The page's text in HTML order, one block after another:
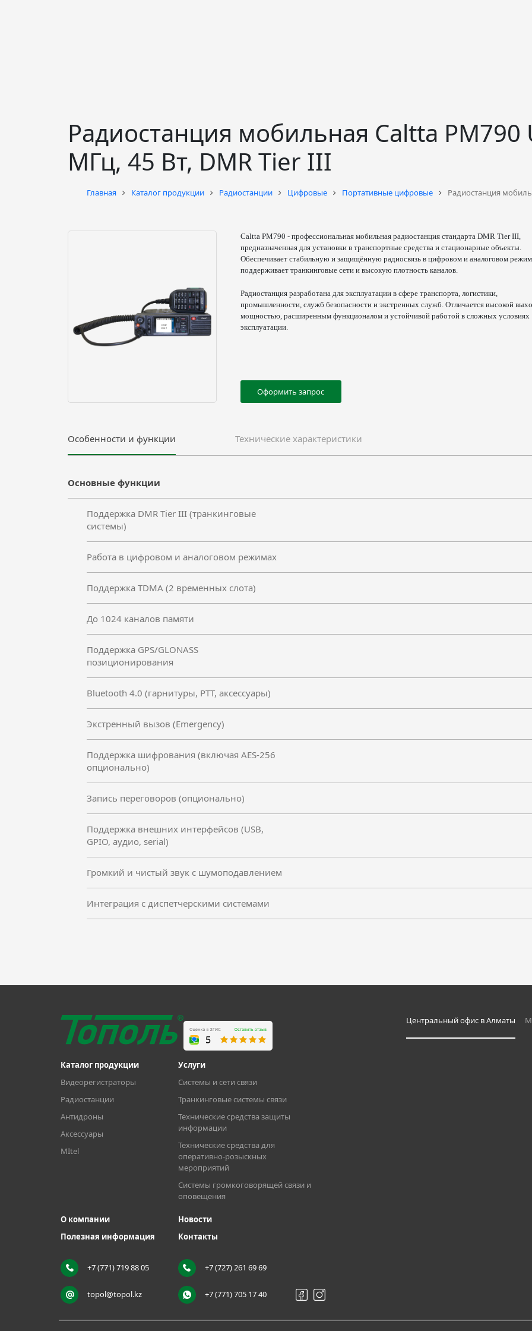
Радиостанция мобильная Caltta PM790
МГц, 45 Вт, DMR Tier III
Главная Каталог продукции Радиостанции Цифровые Портативные цифровые Радиостанция
Caltta PM790 -профессиональная мобильная радиостанция стандарта DMR Tier III,
предназначенная для установки в транспортные средства и стационарные объекты.
Обеспечивает стабильную и защищённую радиосвязь в цифровом и аналоговом
поддерживает транкинговые сети и высокую плотность каналов.
Радиостанция разработана для эксплуатации в сфере транспорта, логистики,
промышленности, служб безопасности и экстренных служб. Отличается высокой
мощностью, расширенным функционалом и устойчивой работой в сложных условиях
эксплуатации.
Оформить запрос
Особенности и функции Технические характеристики
Основные функции
Поддержка DMR Tier III (транкинговые
системы)
Работа в цифровом и аналоговом режимах
Поддержка TDMA (2 временных слота)
До 1024 каналов памяти
Поддержка GPS/GLONASS
позиционирования
Bluetooth 4.0 (гарнитуры, PTT, аксессуары)
Экстренный вызов (Emergency)
Поддержка шифрования (включая AES-256
опционально)
Запись переговоров (опционально)
Поддержка внешних интерфейсов (USB,
GPIO, аудио, serial)
Громкий и чистый звук с шумоподавлением
Интеграция с диспетчерскими системами
Тип устройства мобильная радиостанция
Стандарт связи
Шаг каналов
Каталог продукции
Видеорегистраторы
Радиостанции
Антидроны
Аксессуары
MItel
Услуги
Системы и сети связи
Транкинговые системы связи
Технические средства защиты
информации
Технические средства для
оперативно-розыскных
мероприятий
Системы громкоговорящей связи и
оповещения
О компании
Новости
Полезная информация
Контакты
+7 (771) 719 88 05 +7 (727) 261 69 69
topol@topol.kz +7 (771) 705 17 40
Центральный офис в Алматы